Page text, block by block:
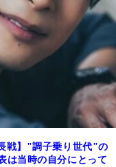
戦】"調子乗り世代"の
は当時の自分にとって